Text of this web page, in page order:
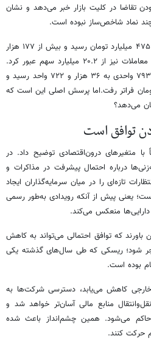
تقاضا در کلیت بازار خبر می‌دهد و نشان
نماد شاخص‌ساز نبوده است.
ارزش معاملات بورس به ۶۷ هزار و ۴۷۵ میلیارد تومان رسید و بیش از ۱۷۷ هزار
معامله در بازار به ثبت رسید. حجم معاملات نیز از ۲۰.۲ میلیارد سهم عبور کرد.
در فرابورس نیز شاخص کل با رشد ۷۹۳ واحدی به ۳۶ هزار و ۷۲۲ واحد رسید و
هزار میلیارد تومان فراتر رفت.اما پرسش اصلی این است که
می‌دهد؟
توافق است
با متغیرهای درون‌اقتصادی توضیح داد. در
درباره احتمال پیشرفت در مذاکرات و
تازه‌ای را در میان سرمایه‌گذاران ایجاد
است؛ یعنی پیش از آنکه رویدادی به‌طور رسمی
منعکس می‌کند.
باورند که توافق احتمالی می‌تواند به کاهش
شود؛ ریسکی که طی سال‌های گذشته یکی
بوده است.
خارجی کاهش می‌یابد، دسترسی شرکت‌ها به
منابع مالی آسان‌تر خواهد شد و
حاکم می‌شود. همین چشم‌انداز باعث شده
حرکت کنند.